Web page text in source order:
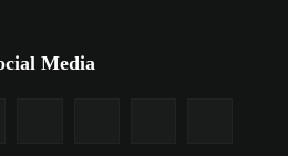
Media